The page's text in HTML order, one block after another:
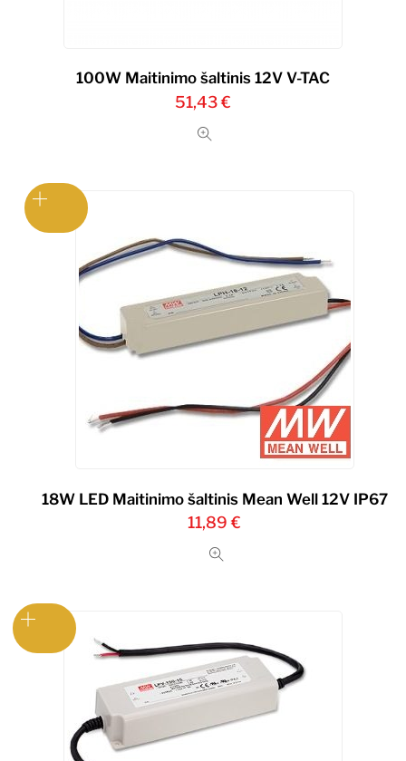
100W Maitinimo šaltinis 12V V-TAC
51,43€
18W LED Maitinimo šaltinis Mean Well 12V IP67
11,89€